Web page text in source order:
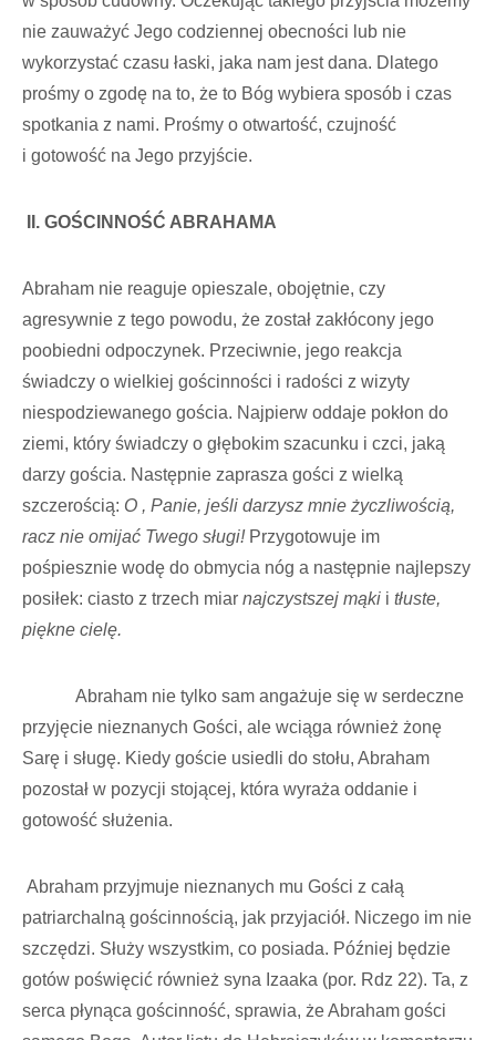
nie zauważyć Jego codziennej obecności lub nie
wykorzystać czasu łaski, jaka nam jest dana. Dlatego
prośmy o zgodę na to, że to Bóg wybiera sposób i czas
spotkania z nami. Prośmy o otwartość, czujność
i gotowość na Jego przyjście.
II. GOŚCINNOŚĆ ABRAHAMA
Abraham nie reaguje opieszale, obojętnie, czy
agresywnie z tego powodu, że został zakłócony jego
poobiedni odpoczynek. Przeciwnie, jego reakcja
świadczy o wielkiej gościnności i radości z wizyty
niespodziewanego gościa. Najpierw oddaje pokłon do
ziemi, który świadczy o głębokim szacunku i czci, jaką
darzy gościa. Następnie zaprasza gości z wielką
szczerością: O , Panie, jeśli darzysz mnie życzliwością,
racz nie omijać Twego sługi! Przygotowuje im
pośpiesznie wodę do obmycia nóg a następnie najlepszy
posiłek: ciasto z trzech miar najczystszej mąki i tłuste,
piękne cielę.
Abraham nie tylko sam angażuje się w serdeczne
przyjęcie nieznanych Gości, ale wciąga również żonę
Sarę i sługę. Kiedy goście usiedli do stołu, Abraham
pozostał w pozycji stojącej, która wyraża oddanie i
gotowość służenia.
Abraham przyjmuje nieznanych mu Gości z całą
patriarchalną gościnnością, jak przyjaciół. Niczego im nie
szczędzi. Służy wszystkim, co posiada. Później będzie
gotów poświęcić również syna Izaaka (por. Rdz 22). Ta, z
serca płynąca gościnność, sprawia, że Abraham gości